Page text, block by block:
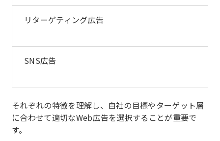
リターゲティング広告
SNS広告
それぞれの特徴を理解し、自社の目標やターゲット層
に合わせて適切なWeb広告を選択することが重要で
す。